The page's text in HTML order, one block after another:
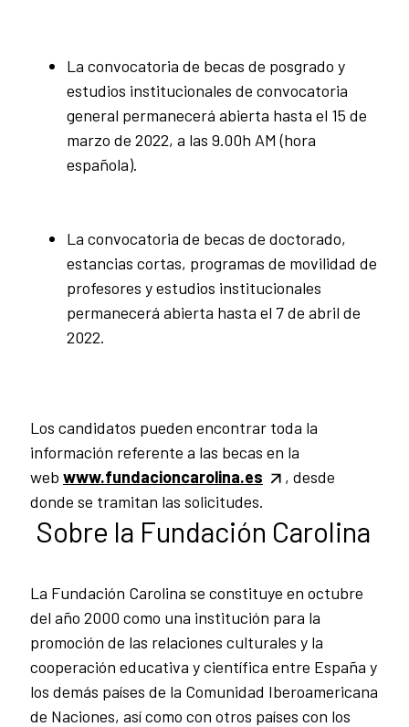
La convocatoria de becas de posgrado y
estudios institucionales de convocatoria
general permanecerá abierta hasta el 15 de
marzo de 2022, a las 9.00h AM (hora
española).
La convocatoria de becas de doctorado,
estancias cortas, programas de movilidad de
profesores y estudios institucionales
permanecerá abierta hasta el 7 de abril de
2022.
Los candidatos pueden encontrar toda la
información referente a las becas en la
web www.fundacioncarolina.es
, desde
donde se tramitan las solicitudes.
Sobre la Fundación Carolina
La Fundación Carolina se constituye en octubre
del año 2000 como una institución para la
promoción de las relaciones culturales y la
cooperación educativa y científica entre España y
los demás países de la Comunidad Iberoamericana
de Naciones, así como con otros países con los